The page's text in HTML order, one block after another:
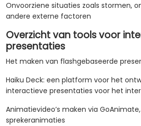
Onvoorziene situaties zoals stormen,
andere externe factoren
Overzicht van tools voor
presentaties
Het maken van flashgebaseerde
Haiku Deck: een platform voor het
interactieve presentaties voor het
Animatievideo’s maken via
sprekeranimaties